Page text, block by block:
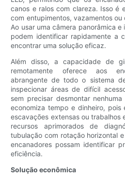
canos e ralos com clareza. Isso é
com entupimentos, vazamentos
Ao usar uma câmera panorâmica
podem identificar rapidamente a
encontrar uma solução eficaz.
Além disso, a capacidade de
remotamente oferece aos
abrangente de todo o sistema
inspecionar áreas de difícil
sem precisar desmontar
economiza tempo e dinheiro, pois
escavações extensas ou trabalhos
recursos aprimorados de
tubulação com rotação horizontal
encanadores possam identificar
eficiência.
Solução econômica